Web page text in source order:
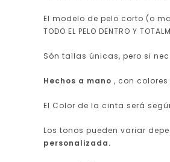
El modelo de pelo corto (o
TODO EL PELO DENTRO Y
Són tallas únicas, pero si
Hechos a mano , con
El Color de la cinta será
Los tonos pueden variar
personalizada.